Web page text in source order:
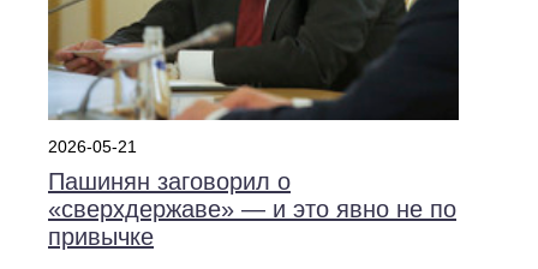
2026-05-21
Пашинян заговорил о
«сверхдержаве» — и это явно не по
привычке